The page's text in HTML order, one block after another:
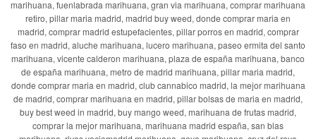
marihuana, fuenlabrada marihuana, gran via marihuana, comprar marihuana
retiro, pillar maria madrid, madrid buy weed, donde comprar maria en
madrid, comprar madrid estupefacientes, pillar porros en madrid, comprar
faso en madrid, aluche marihuana, lucero marihuana, paseo ermita del santo
marihuana, vicente calderon marihuana, plaza de españa marihuana, banco
de españa marihuana, metro de madrid marihuana, pillar maria madrid,
donde comprar maria en madrid, club cannabico madrid, la mejor marihuana
de madrid, comprar marihuana en madrid, pillar bolsas de maria en madrid,
buy best weed in madrid, buy mango weed, marihuana de frutas madrid,
comprar la mejor marihuana, marihuana madrid españa, san blas